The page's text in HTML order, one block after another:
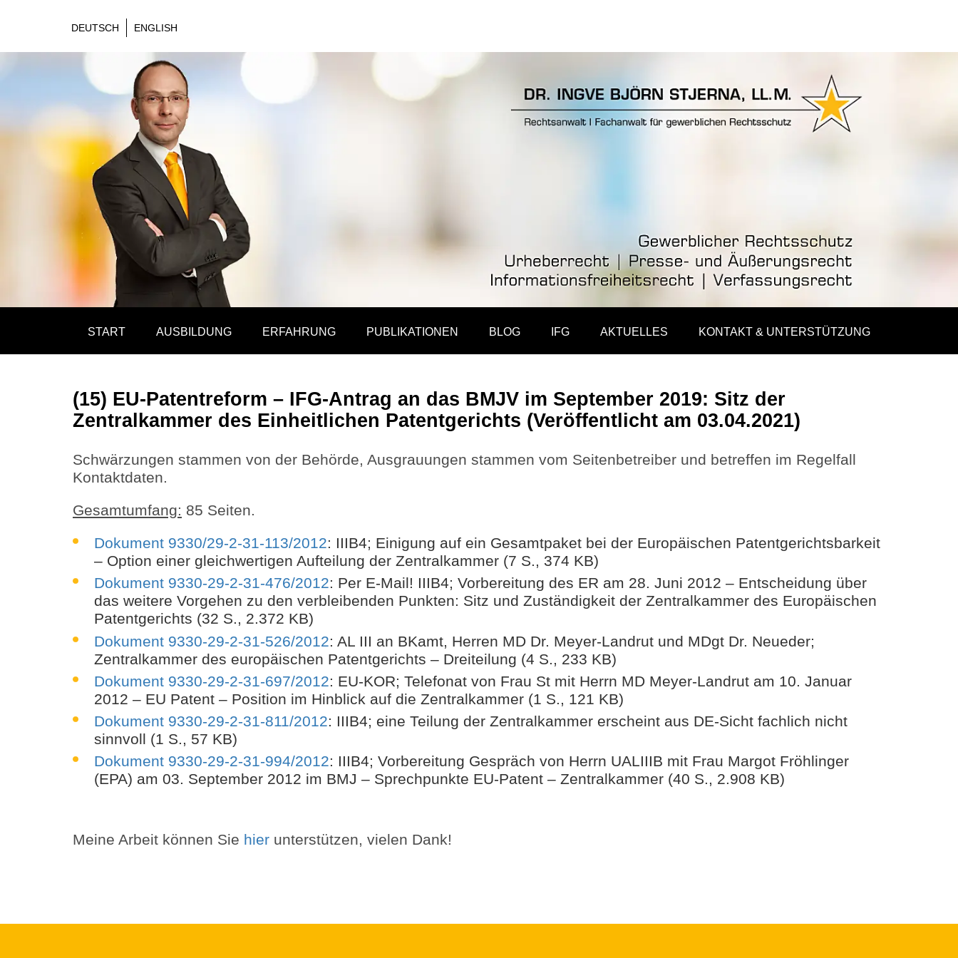
DEUTSCH ENGLISH
START AUSBILDUNG ERFAHRUNG PUBLIKATIONEN BLOG IFG AKTUELLES KONTAKT & UNTERSTÜTZUNG
(15) EU-Patentreform – IFG-Antrag an das BMJV im September 2019: Sitz der
Zentralkammer des Einheitlichen Patentgerichts (Veröffentlicht am 03.04.2021)
Schwärzungen stammen von der Behörde, Ausgrauungen stammen vom Seitenbetreiber und betreffen im Regelfall
Kontaktdaten.
Gesamtumfang: 85 Seiten.
Dokument 9330/29-2-31-113/2012: IIIB4; Einigung auf ein Gesamtpaket bei der Europäischen Patentgerichtsbarkeit
– Option einer gleichwertigen Aufteilung der Zentralkammer (7 S., 374 KB)
Dokument 9330-29-2-31-476/2012: Per E-Mail! IIIB4; Vorbereitung des ER am 28. Juni 2012 – Entscheidung über
das weitere Vorgehen zu den verbleibenden Punkten: Sitz und Zuständigkeit der Zentralkammer des Europäischen
Patentgerichts (32 S., 2.372 KB)
Dokument 9330-29-2-31-526/2012: AL III an BKamt, Herren MD Dr. Meyer-Landrut und MDgt Dr. Neueder;
Zentralkammer des europäischen Patentgerichts – Dreiteilung (4 S., 233 KB)
Dokument 9330-29-2-31-697/2012: EU-KOR; Telefonat von Frau St mit Herrn MD Meyer-Landrut am 10. Januar
2012 – EU Patent – Position im Hinblick auf die Zentralkammer (1 S., 121 KB)
Dokument 9330-29-2-31-811/2012: IIIB4; eine Teilung der Zentralkammer erscheint aus DE-Sicht fachlich nicht
sinnvoll (1 S., 57 KB)
Dokument 9330-29-2-31-994/2012: IIIB4; Vorbereitung Gespräch von Herrn UALIIIB mit Frau Margot Fröhlinger
(EPA) am 03. September 2012 im BMJ – Sprechpunkte EU-Patent – Zentralkammer (40 S., 2.908 KB)
Meine Arbeit können Sie hier unterstützen, vielen Dank!